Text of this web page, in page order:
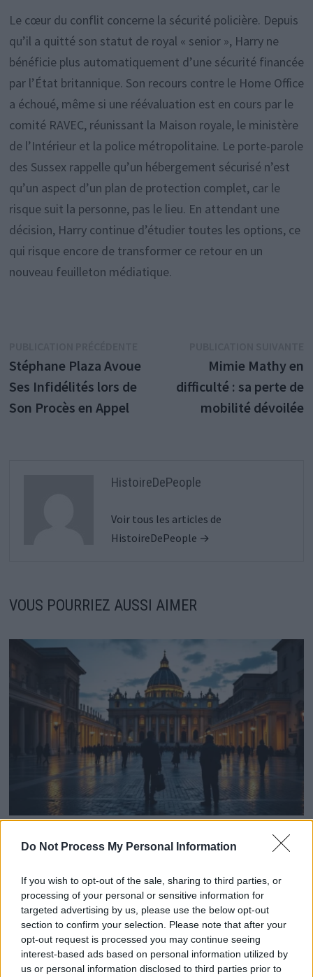
Do Not Process My Personal Information
If you wish to opt-out of the sale, sharing to third parties, or
processing of your personal or sensitive information for
targeted advertising by us, please use the below opt-out
section to confirm your selection. Please note that after your
opt-out request is processed you may continue seeing
interest-based ads based on personal information utilized by
us or personal information disclosed to third parties prior to
Le cœur du conflit concerne la sécurité policière. Depuis
qu’il a quitté son statut de royal « senior », Harry ne
bénéficie plus automatiquement d’une sécurité financée
par l’État britannique. Son recours contre le Home Office
a échoué, même si une réévaluation est en cours par le
comité RAVEC, réunissant la Maison royale, le ministère
de l’Intérieur et la police métropolitaine. Le porte-parole
des Sussex rappelle qu’un hébergement sécurisé n’est
qu’un aspect d’un plan de protection complet, car le
risque suit la personne, pas le lieu. En attendant une
décision, Harry continue d’étudier toutes les options, ce
qui risque encore de transformer ce retour en un
nouveau feuilleton médiatique.
de
l’article
précédente :
Stéphane Plaza Avoue
Ses Infidélités lors de
Son Procès en Appel
Mimie Mathy en
difficulté : sa perte de
mobilité dévoilée
HistoireDePeople
Voir tous les articles de
HistoireDePeople →
VOUS POURRIEZ AUSSI AIMER
Charles III et Camilla au Vatican : une visite historique
et inattendue
23 octobre 2025